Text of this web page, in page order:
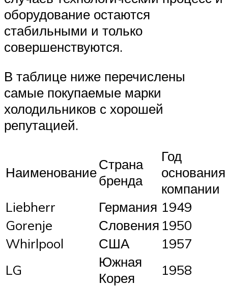
оборудование остаются
стабильными и только
совершенствуются.
В таблице ниже перечислены
самые покупаемые марки
холодильников с хорошей
репутацией.
НаименованиеСтрана
бренда
Год
основания
компании
Liebherr
Германия 1949
Gorenje
Словения 1950
Whirlpool
США
1957
LG
Южная
Корея
1958